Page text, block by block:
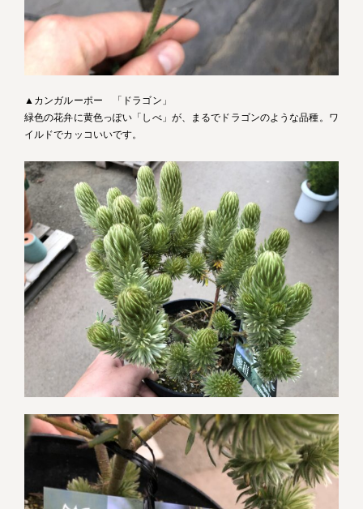
▲カンガルーポー 「ドラゴン」
緑色の花弁に黄色っぽい「しべ」が、まるでドラゴンのような品種。ワ
イルドでカッコいいです。